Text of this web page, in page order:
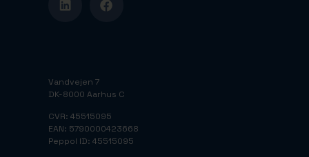
Vandvejen 7
DK-8000 Aarhus C
CVR: 45515095
EAN: 5790000423668
Peppol ID: 45515095